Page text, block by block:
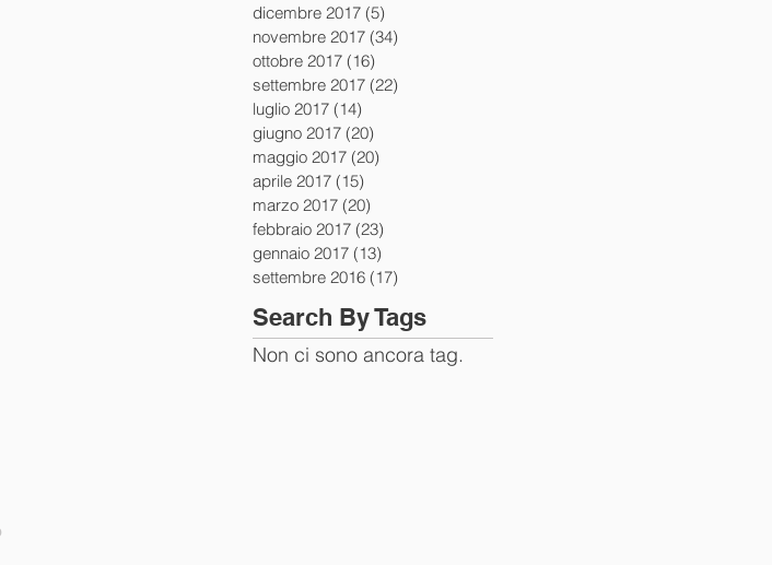
dicembre 2017 (5)
novembre 2017 (34)
ottobre 2017 (16)
settembre 2017 (22)
luglio 2017 (14)
giugno 2017 (20)
maggio 2017 (20)
aprile 2017 (15)
marzo 2017 (20)
febbraio 2017 (23)
gennaio 2017 (13)
settembre 2016 (17)
Search By Tags
Non ci sono ancora tag.